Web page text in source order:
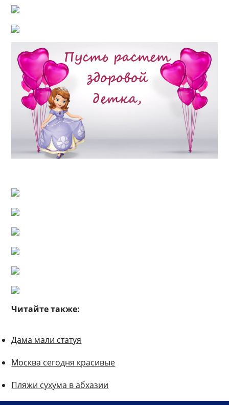
Читайте также:
Дама мали статуя
Москва сегодня красивые
Пляжи сухума в абхазии